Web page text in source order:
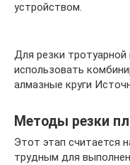
устройством.
Для резки тротуарной
использовать
алмазные круги
Методы резки
Этот этап считается
трудным для